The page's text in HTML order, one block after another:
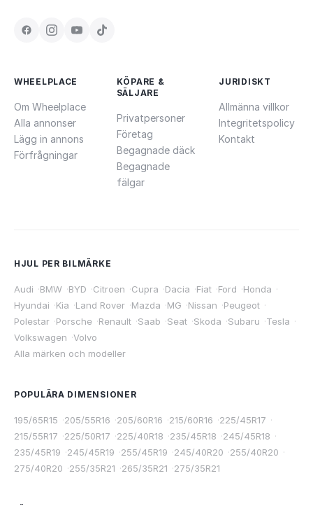
WHEELPLACE
Om Wheelplace
Alla annonser
Lägg in annons
Förfrågningar
KÖPARE &
SÄLJARE
Privatpersoner
Företag
Begagnade däck
Begagnade
fälgar
JURIDISKT
Allmänna villkor
Integritetspolicy
Kontakt
HJUL PER BILMÄRKE
Audi ·BMW ·BYD ·Citroen ·Cupra ·Dacia ·Fiat ·Ford ·Honda ·
Hyundai ·Kia ·Land Rover ·Mazda ·MG ·Nissan ·Peugeot ·
Polestar ·Porsche ·Renault ·Saab ·Seat ·Skoda ·Subaru ·Tesla ·
Volkswagen ·Volvo
Alla märken och modeller
POPULÄRA DIMENSIONER
195/65R15 ·205/55R16 ·205/60R16 ·215/60R16 ·225/45R17 ·
215/55R17 ·225/50R17 ·225/40R18 ·235/45R18 ·245/45R18 ·
235/45R19 ·245/45R19 ·255/45R19 ·245/40R20 ·255/40R20 ·
275/40R20 ·255/35R21 ·265/35R21 ·275/35R21